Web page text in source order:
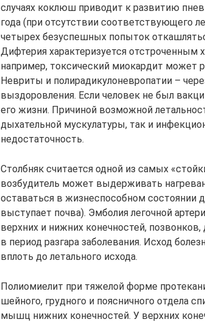
случаях коклюш приводит к развитию
года (при отсутствии соответствующего
четырех безуспешных попыток
Дифтерия характеризуется отстроченным
например, токсический миокардит может
Невриты и полирадикулоневропатии –
выздоровления. Если человек не был
его жизни. Причиной возможной
дыхательной мускулатуры, так и
недостаточность.
Столбняк считается одной из самых
возбудитель может выдерживать
оставаться в жизнеспособном состоянии
выступает почва). Эмболия легочной
верхних и нижних конечностей,
в период разгара заболевания. Исход
вплоть до летального исхода.
Полиомиелит при тяжелой форме
шейного, грудного и поясничного отдела
мышц нижних конечностей. У верхних